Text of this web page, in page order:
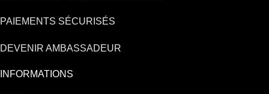
PAIEMENTS SÉCURISÉS
DEVENIR AMBASSADEUR
INFORMATIONS